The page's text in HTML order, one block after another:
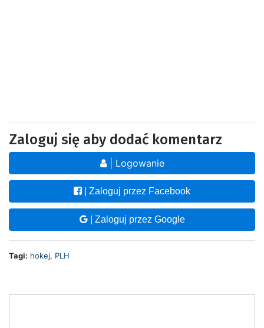
Zaloguj się aby dodać komentarz
| Logowanie
| Zaloguj przez Facebook
| Zaloguj przez Google
Tagi: hokej, PLH